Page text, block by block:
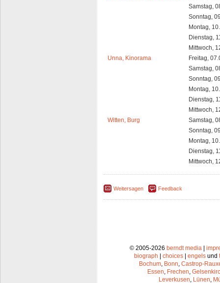
Samstag,
Sonntag,
Montag,
Dienstag,
Mittwoch,
Unna, Kinorama
Freitag,
Samstag,
Sonntag,
Montag,
Dienstag,
Mittwoch,
Witten, Burg
Samstag,
Sonntag,
Montag,
Dienstag,
Mittwoch,
Weitersagen Feedback
© 2005-2026 berndt media |
biograph | choices | engels und
Bochum Bonn Castrop-
Essen Frechen
Leverkusen Lünen